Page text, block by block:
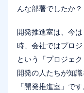
んな部署でしたか？
開発推進室は、今
時、会社ではプロ
という「プロジェ
開発の人たちが知
「開発推進室」で